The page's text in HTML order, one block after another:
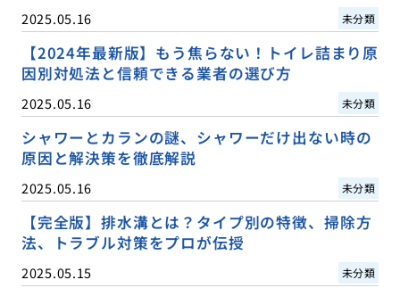
2025.05.16 未分類
【2024年最新版】もう焦らない！トイレ詰まり原
因別対処法と信頼できる業者の選び方
2025.05.16 未分類
シャワーとカランの謎、シャワーだけ出ない時の
原因と解決策を徹底解説
2025.05.16 未分類
【完全版】排水溝とは？タイプ別の特徴、掃除方
法、トラブル対策をプロが伝授
2025.05.15 未分類